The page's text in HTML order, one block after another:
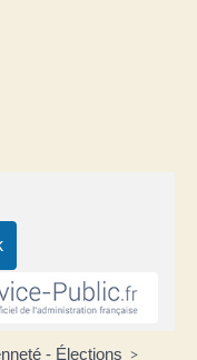
- Élections >